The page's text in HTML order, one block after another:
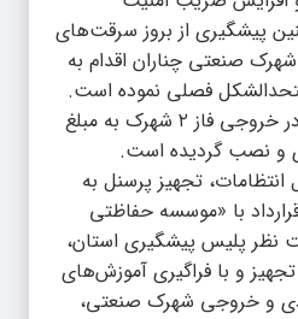
پیشگیری از بروز سرقت‌های
صنعتی چناران اقدام به
فصلی نموده است.
ضمناً یک دستگاه راهبند در خروجی فاز ۲ شهرک به مبلغ
تجهیز پرسنل به
با «موسسه حفاظتی
پلیس پیشگیری استان،
تجهیز و با فراگیری آموزش‌های
و خروجی شهرک صنعتی،